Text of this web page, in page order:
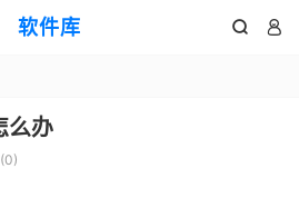
软件库  
么办
0)